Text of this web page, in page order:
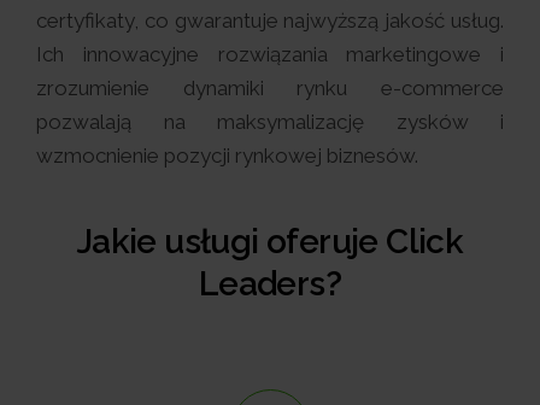
certyfikaty, co gwarantuje najwyższą jakość usług.
Ich innowacyjne rozwiązania marketingowe i
zrozumienie dynamiki rynku e-commerce
pozwalają na maksymalizację zysków i
wzmocnienie pozycji rynkowej biznesów.
Jakie usługi oferuje Click
Leaders?